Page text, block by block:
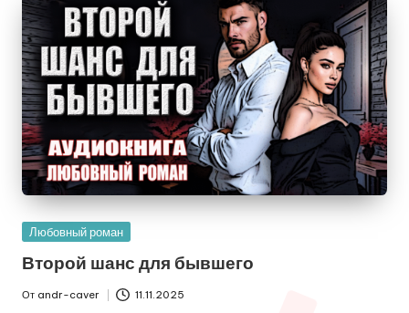
Опубликовано
Любовный роман
Второй шанс для бывшего
От andr-caver 11.11.2025